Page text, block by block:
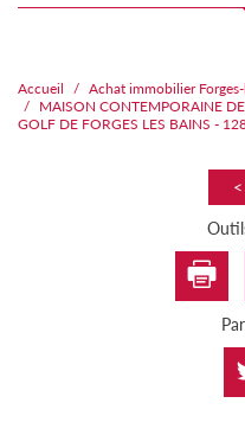
Accueil Achat immobilier
MAISON CONTEMPORAINE
GOLF DE FORGES LES BAINS -